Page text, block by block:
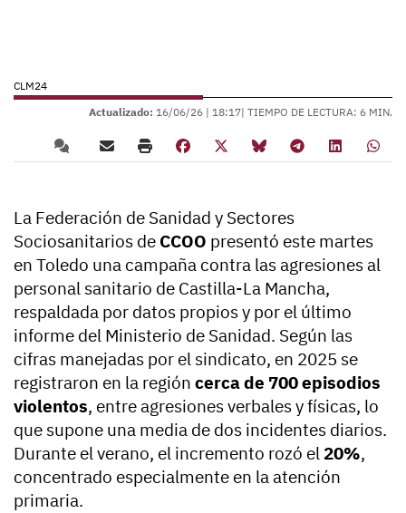
CLM24
Actualizado: 16/06/26 | 18:17| TIEMPO DE LECTURA: 6 MIN.
La Federación de Sanidad y Sectores
Sociosanitarios de CCOO presentó este martes
en Toledo una campaña contra las agresiones al
personal sanitario de Castilla-La Mancha,
respaldada por datos propios y por el último
informe del Ministerio de Sanidad. Según las
cifras manejadas por el sindicato, en 2025 se
registraron en la región cerca de 700 episodios
violentos, entre agresiones verbales y físicas, lo
que supone una media de dos incidentes diarios.
Durante el verano, el incremento rozó el 20%,
concentrado especialmente en la atención
primaria.